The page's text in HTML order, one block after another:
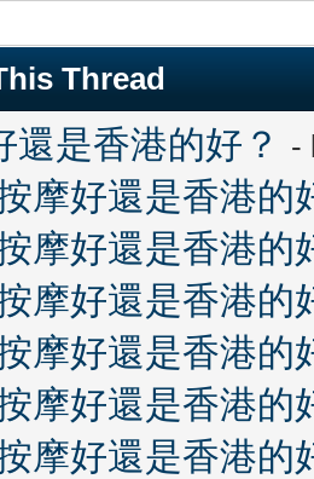
Thread
還是香港的好？ -
摩好還是香港的
摩好還是香港的
摩好還是香港的
摩好還是香港的
摩好還是香港的
摩好還是香港的